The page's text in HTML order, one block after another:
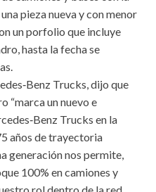
pieza nueva y con menor
un porfolio que incluye
hasta la fecha se
Trucks, dijo que
“marca un nuevo e
Trucks en la
años de trayectoria
generación nos permite,
100% en camiones y